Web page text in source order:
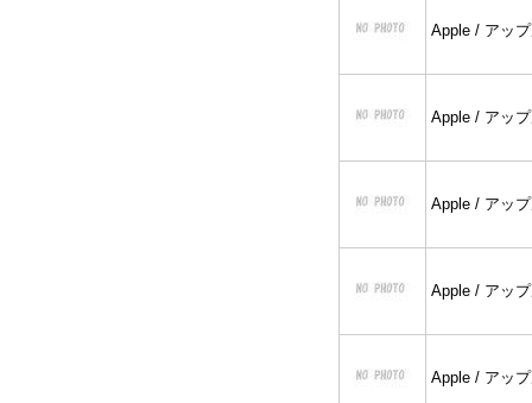
Apple / アッ
Apple / アッ
Apple / アッ
Apple / アッ
Apple / アッ